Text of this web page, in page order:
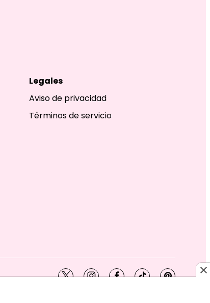
Legales
Aviso de privacidad
Términos de servicio
twitterinstagramfacebook
tiktokpinterest